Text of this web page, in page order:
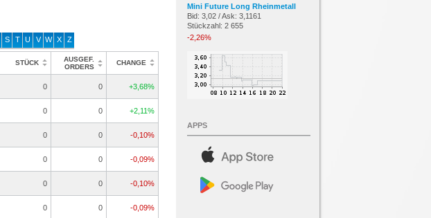
S T U V W X Z
STÜCK
AUSGEF.
ORDERS
CHANGE
0 0 +3,68%
0 0 +2,11%
0 0 -0,10%
0 0 -0,09%
0 0 -0,10%
0 0 -0,09%
Mini Future Long Rheinmetall
Bid: 3,02 / Ask: 3,1161
Stückzahl: 2 655
-2,26%
APPS